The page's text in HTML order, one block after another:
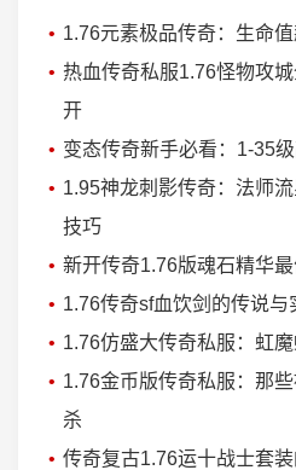
1.76元素极品传奇：生命
热血传奇私服1.76怪物攻
开
变态传奇新手必看：1-35
1.95神龙刺影传奇：法师
技巧
新开传奇1.76版魂石精华
1.76传奇sf血饮剑的传说与
1.76仿盛大传奇私服：虹
1.76金币版传奇私服：那
杀
传奇复古1.76运十战士套